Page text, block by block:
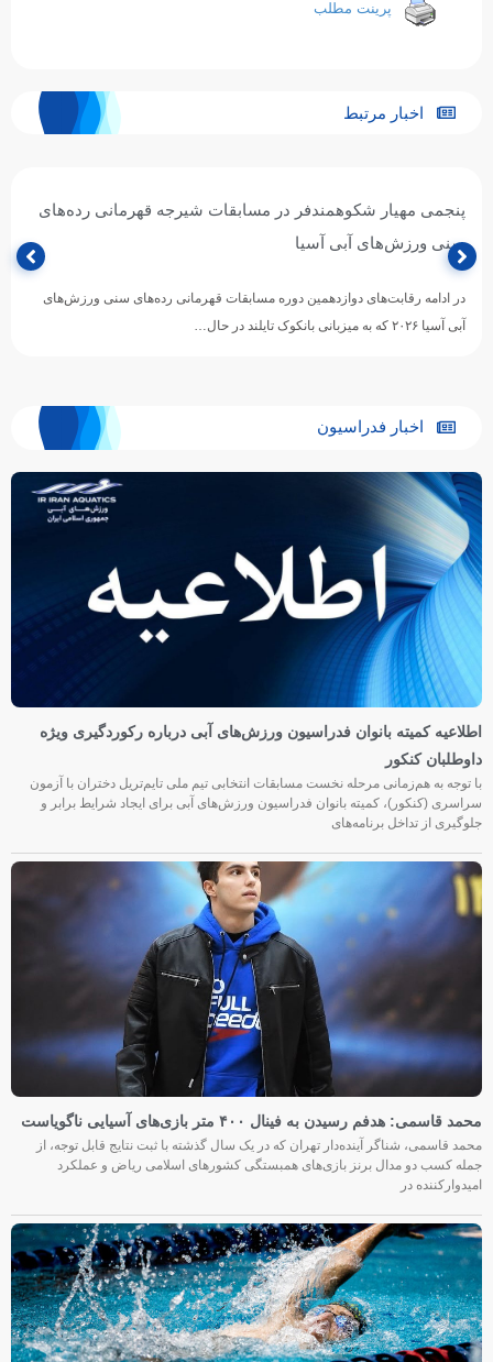
پرینت مطلب
اخبار مرتبط
پنجمی مهیار شکوهمندفر در مسابقات شیرجه قهرمانی رده‌های
سنی ورزش‌های آبی آسیا
در ادامه رقابت‌های دوازدهمین دوره مسابقات قهرمانی رده‌های سنی ورزش‌های
آبی آسیا ۲۰۲۶ که به میزبانی بانکوک تایلند در حال…
اخبار فدراسیون
اطلاعیه کمیته بانوان فدراسیون ورزش‌های آبی درباره رکوردگیری ویژه
داوطلبان کنکور
با توجه به هم‌زمانی مرحله نخست مسابقات انتخابی تیم ملی تایم‌تریل دختران با آزمون
سراسری (کنکور)، کمیته بانوان فدراسیون ورزش‌های آبی برای ایجاد شرایط برابر و
جلوگیری از تداخل برنامه‌های
محمد قاسمی: هدفم رسیدن به فینال ۴۰۰ متر بازی‌های آسیایی ناگویاست
محمد قاسمی، شناگر آینده‌دار تهران که در یک سال گذشته با ثبت نتایج قابل توجه، از
جمله کسب دو مدال برنز بازی‌های همبستگی کشورهای اسلامی ریاض و عملکرد
امیدوارکننده در